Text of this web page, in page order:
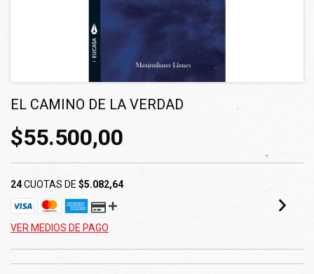
EL CAMINO DE LA VERDAD
$55.500,00
24CUOTAS DE $5.082,64
VER MEDIOS DE PAGO